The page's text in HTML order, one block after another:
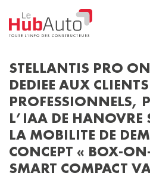
Concept Corporate
Sport
Filtrer par date
STELLANTIS PRO
DEDIEE AUX CLIENTS
PROFESSIONNELS,
L’IAA DE HANOVRE
LA MOBILITE DE
CONCEPT « BOX-
SMART COMPACT